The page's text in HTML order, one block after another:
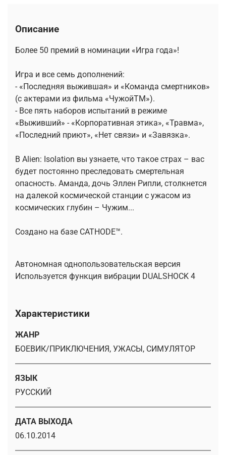
Описание
Более 50 премий в номинации «Игра года»!
Игра и все семь дополнений:
- «Последняя выжившая» и «Команда смертников»
(с актерами из фильма «ЧужойTM»).
- Все пять наборов испытаний в режиме
«Выживший» - «Корпоративная этика», «Травма»,
«Последний приют», «Нет связи» и «Завязка».
В Alien: Isolation вы узнаете, что такое страх – вас
будет постоянно преследовать смертельная
опасность. Аманда, дочь Эллен Рипли, столкнется
на далекой космической станции с ужасом из
космических глубин – Чужим...
Создано на базе CATHODE™.
Автономная однопользовательская версия
Используется функция вибрации DUALSHOCK 4
Характеристики
ЖАНР
БОЕВИК/ПРИКЛЮЧЕНИЯ, УЖАСЫ, СИМУЛЯТОР
ЯЗЫК
РУССКИЙ
ДАТА ВЫХОДА
06.10.2014